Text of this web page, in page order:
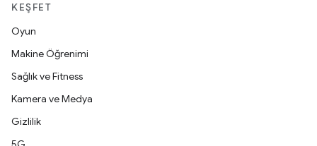
KEŞFET
Oyun
Makine Öğrenimi
Sağlık ve Fitness
Kamera ve Medya
Gizlilik